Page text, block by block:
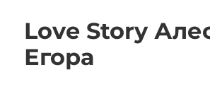
Love Story
Егора